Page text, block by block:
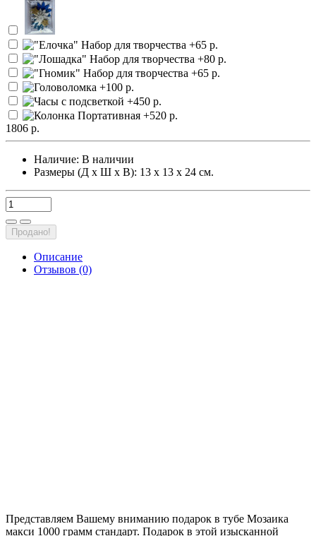
1806 р.
Наличие: В наличии
Размеры (Д х Ш х В): 13 х 13 х 24 см.
Продано!
Описание
Отзывов (0)
Представляем Вашему вниманию подарок в тубе Мозаика
макси 1000 грамм стандарт. Подарок в этой изысканной